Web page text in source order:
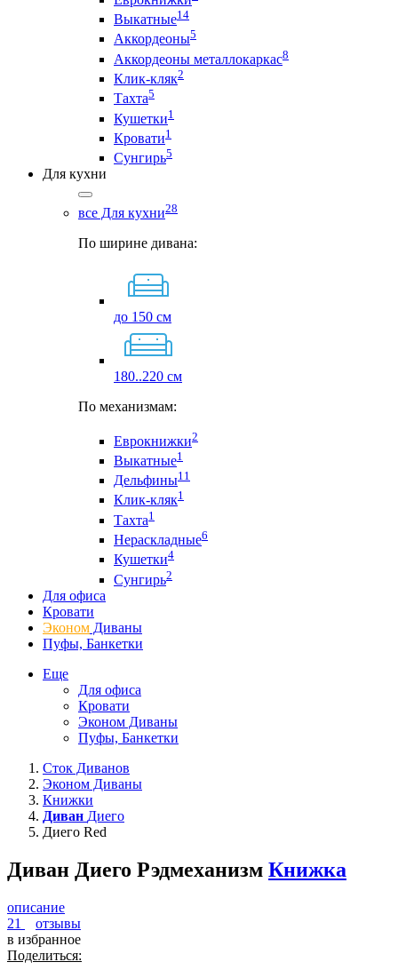
Выкатные14
Аккордеоны5
Аккордеоны металлокаркас8
Клик-кляк2
Тахта5
Кушетки1
Кровати1
Сунгирь5
Для кухни
все Для кухни28
По ширине дивана:
до 150 см
180..220 см
По механизмам:
Еврокнижки2
Выкатные1
Дельфины11
Клик-кляк1
Тахта1
Нераскладные6
Кушетки4
Сунгирь2
Для офиса
Кровати
Эконом Диваны
Пуфы, Банкетки
Еще
Для офиса
Кровати
Эконом Диваны
Пуфы, Банкетки
Сток Диванов
Эконом Диваны
Книжки
Диван Диего
Диего Red
Диван Диего Рэдмеханизм Книжка
описание
21
отзывы
в избранное
Поделиться: